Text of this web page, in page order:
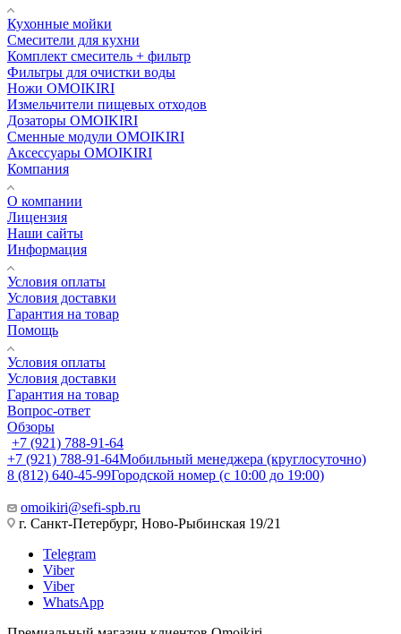
Кухонные мойки
Смесители для кухни
Комплект смеситель + фильтр
Фильтры для очистки воды
Ножи OMOIKIRI
Измельчители пищевых отходов
Дозаторы OMOIKIRI
Cменные модули OMOIKIRI
Аксессуары OMOIKIRI
Компания
О компании
Лицензия
Наши сайты
Информация
Условия оплаты
Условия доставки
Гарантия на товар
Помощь
Условия оплаты
Условия доставки
Гарантия на товар
Вопрос-ответ
Обзоры
+7 (921) 788-91-64
+7 (921) 788-91-64Мобильный менеджера (круглосуточно)
8 (812) 640-45-99Городской номер (с 10:00 до 19:00)
omoikiri@sefi-spb.ru
г. Санкт-Петербург, Ново-Рыбинская 19/21
Telegram
Viber
Viber
WhatsApp